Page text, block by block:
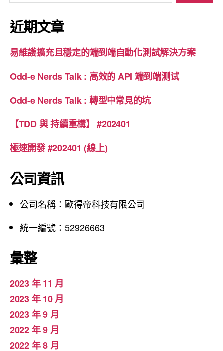
關
鍵
字
近期文章
易維護擴充且穩定的端到端自動化測試解決方案
Odd-e Nerds Talk : 高效的 API 端到端测试
Odd-e Nerds Talk : 轉型中常見的坑
【TDD 與 持續重構】 #202401
極速開發 #202401 (線上)
公司資訊
公司名稱：歐得帝科技有限公司
統一編號：52926663
彙整
2023 年 11 月
2023 年 10 月
2023 年 9 月
2022 年 9 月
2022 年 8 月